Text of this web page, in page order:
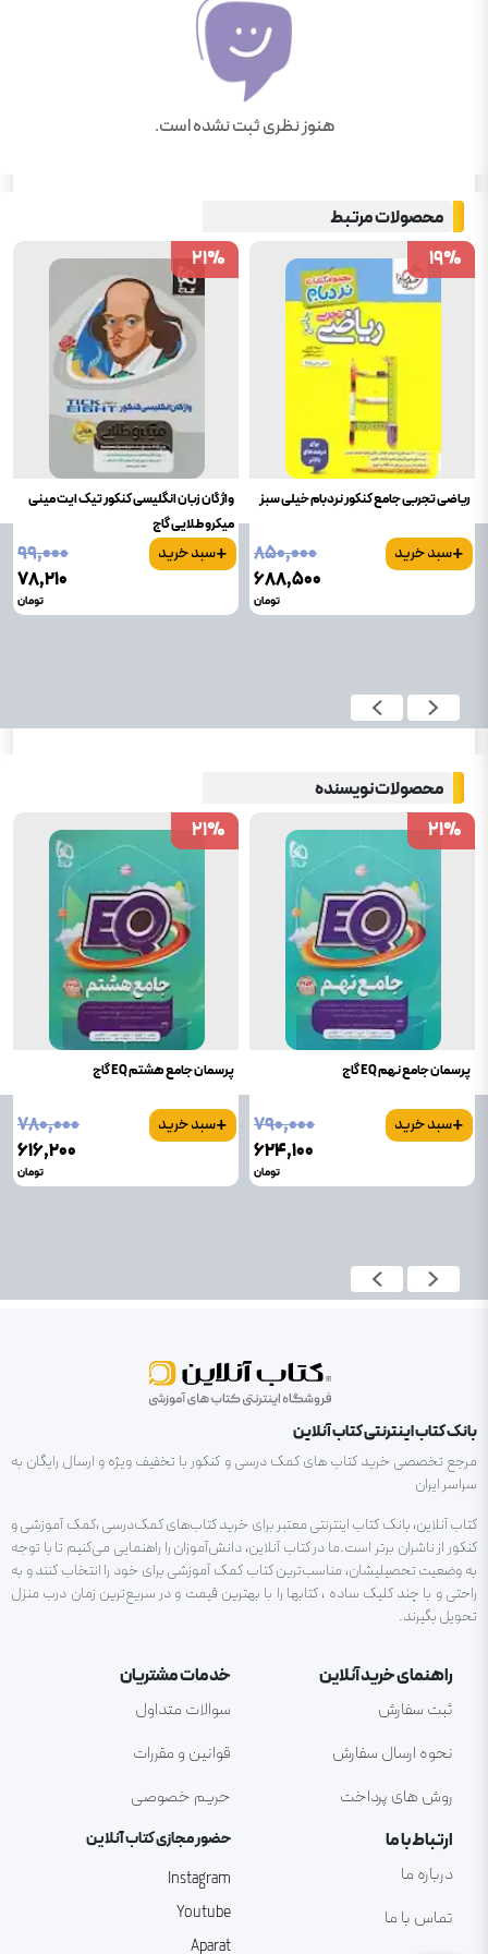
هنوز نظری ثبت نشده است.
محصولات مرتبط
ریاضی تجربی جامع کنکور نردبام خیلی سبز
+سبد خرید
۸۵۰٬۰۰۰
۶۸۸٬۵۰۰
تومان
19%
19%
واژگان زبان انگلیسی کنکور تیک ایت مینی
میکرو طلایی گاج
+سبد خرید
۹۹٬۰۰۰
۷۸٬۲۱۰
تومان
21%
21%
محصولات نویسنده
پرسمان جامع نهم EQ گاج
+سبد خرید
۷۹۰٬۰۰۰
۶۲۴٬۱۰۰
تومان
21%
21%
پرسمان جامع هشتم EQ گاج
+سبد خرید
۷۸۰٬۰۰۰
۶۱۶٬۲۰۰
تومان
21%
21%
بانک کتاب اینترنتی کتاب آنلاین
مرجع تخصصی خرید کتاب های کمک درسی و کنکور با تخفیف ویژه و ارسال رایگان به
سراسر ایران
کتاب آنلاین، بانک کتاب اینترنتی معتبر برای خرید کتاب‌های کمک‌درسی ،کمک آموزشی و
کنکور از ناشران برتر است.ما در کتاب آنلاین، دانش‌آموزان را راهنمایی می‌کنیم تا با توجه
به وضعیت تحصیلیشان، مناسب‌ترین کتاب کمک آموزشی برای خود را انتخاب کنند و به
راحتی و با چند کلیک ساده ، کتابها را با بهترین قیمت و در سریع‌ترین زمان درب منزل
تحویل بگیرند.
راهنمای خرید آنلاین
ثبت سفارش
نحوه ارسال سفارش
روش های پرداخت
خدمات مشتریان
سوالات متداول
قوانین و مقررات
حریم خصوصی
ارتباط با ما
درباره ما
تماس با ما
حضور مجازی کتاب آنلاین
Instagram
Youtube
Aparat